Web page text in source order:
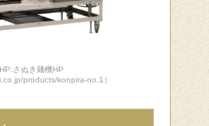
さぬき麺機HP
products/konpira-no.1）